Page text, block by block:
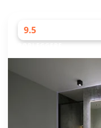
9.5